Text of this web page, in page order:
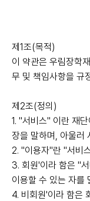
제1조(목적)
이 약관은 우림장학
무 및 책임사항을 규
제2조(정의)
1. "서비스" 이란 재
장을 말하며, 아울러
2. "이용자"란 "서비
3. 회원'이라 함은 "
이용할 수 있는 자를
4. 비회원'이라 함은